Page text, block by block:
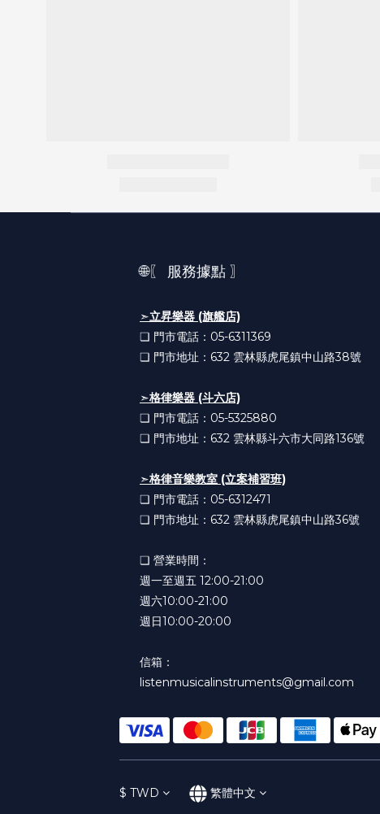
🌐〖 服務據點 〗
➣立昇樂器 (旗艦店)
❏ 門市電話：05-6311369
❏ 門市地址：632 雲林縣虎尾鎮中山路38號
➣格律樂器 (斗六店)
❏ 門市電話：05-5325880
❏ 門市地址：632 雲林縣斗六市大同路136號
➣格律音樂教室 (立案補習班)
❏ 門市電話：05-6312471
❏ 門市地址：632 雲林縣虎尾鎮中山路36號
❏ 營業時間：
週一至週五 12:00-21:00
週六10:00-21:00
週日10:00-20:00
信箱：
listenmusicalinstruments@gmail.com
$ TWD 繁體中文